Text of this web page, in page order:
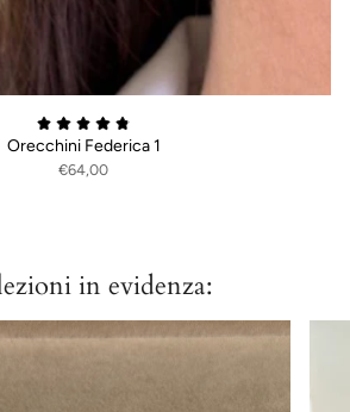
Orecchini Federica 1
€64,00
in evidenza: